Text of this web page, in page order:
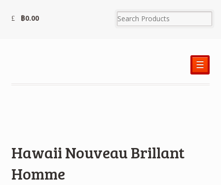
฿0.00
☰
Hawaii Nouveau Brillant
Homme